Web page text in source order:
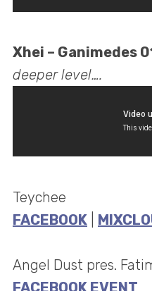
Xhei – Ganimedes
deeper level….
Teychee
FACEBOOK
Angel Dust pres.
FACEBOOK EVENT